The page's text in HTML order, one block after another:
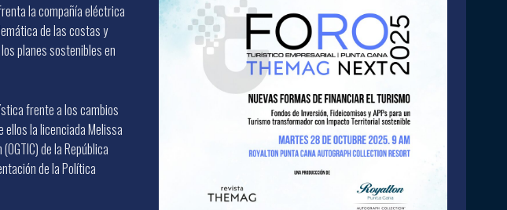
la compañía eléctrica
de las costas y
planes sostenibles en
frente a los cambios
la licenciada Melissa
de la República
de la Política